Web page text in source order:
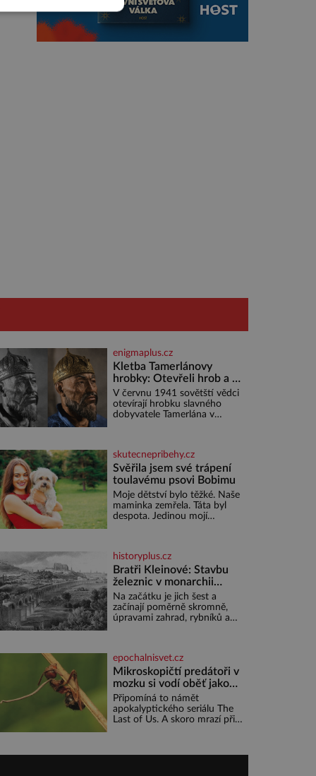
enigmaplus.cz
Kletba Tamerlánovy
hrobky: Otevřeli hrob a za
dva dny začala invaze do
SSSR. Náhoda, nebo
varování?
V červnu 1941 sovětští vědci
otevírají hrobku slavného
dobyvatele Tamerlána v
Barbarossa a napadá
Sovětský svaz. Shoda dat je
skutecnepribehy.cz
Svěřila jsem své trápení
toulavému psovi Bobimu
Moje dětství bylo těžké. Naše
maminka zemřela. Táta byl
despota. Jedinou mojí
Maminka zemřela, když jsem
byla ještě malá. Otec hodně
pil a často dokázal propít
skoro celou výplatu. Čtyři
roky jsem chodila do školy u
nás na vesnici. Měli mě tam
rádi, protože
historyplus.cz
Bratři Kleinové: Stavbu
železnic v monarchii
ovládli samouci
Na začátku je jich šest a
začínají poměrně skromně,
úpravami zahrad, rybníků a
území monarchie třetinu
všech tratí, tedy asi 3500
kilometrů! Ohromně na tom
zbohatnou… Podnikavého
ducha zdědí bratři Kleinové
po otci Johannovi (1756–
1835), který má malý statek
epochalnisvet.cz
Mikroskopičtí predátoři v
mozku si vodí oběť jako
loutku
Připomíná to námět
apokalyptického seriálu The
Last of Us. A skoro mrazí při